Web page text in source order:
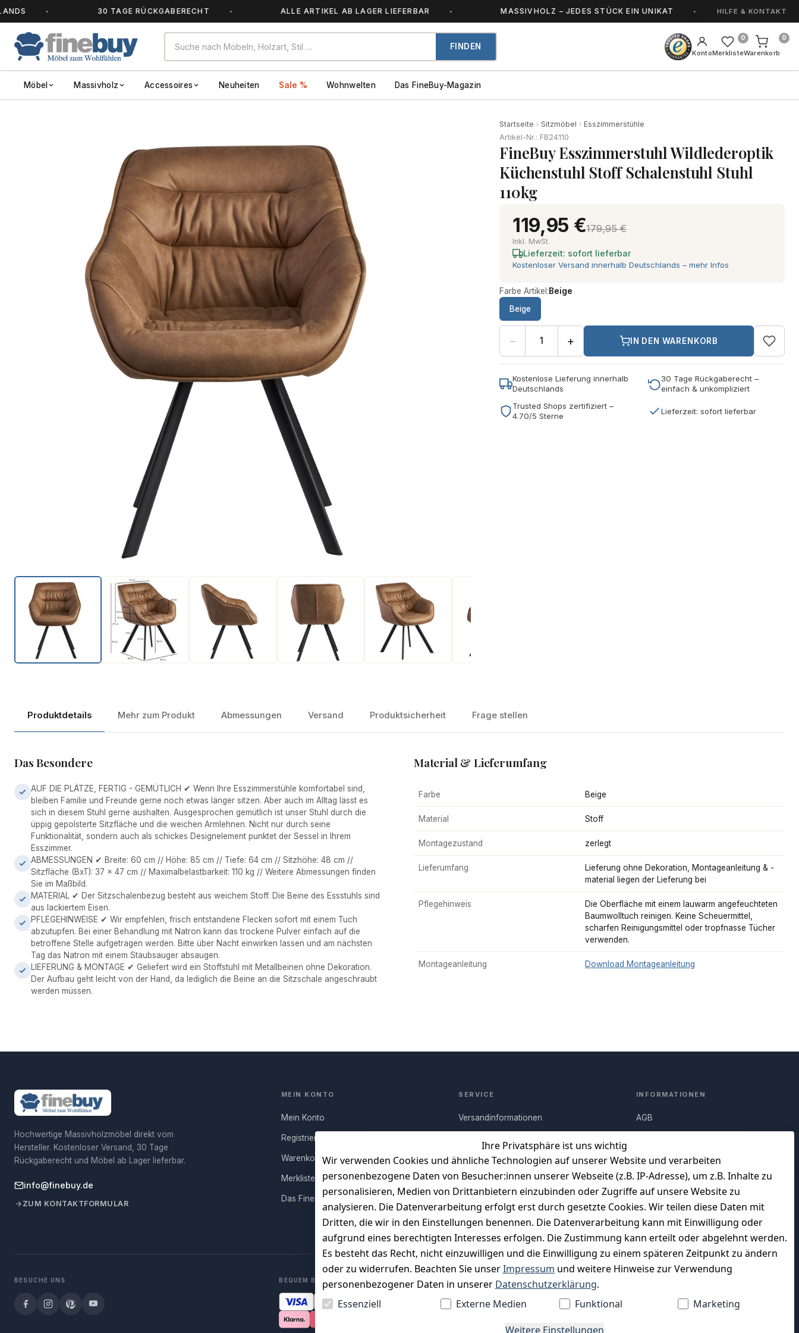
30 TAGE RÜCKGABERECHT ALLE ARTIKEL AB LAGER LIEFERBAR MASSIVHOLZ – JEDES STÜCK EIN UNIKAT HANDGEFERTIGT
HILFE & KONTAKT
FINDEN
KontoMerkliste
0
Warenkorb
0
Möbel Massivholz Accessoires Neuheiten Sale % Wohnwelten Das FineBuy-Magazin
Startseite Sitzmöbel
Esszimmerstühle
Artikel-Nr.: FB24110
FineBuy Esszimmerstuhl Wildlederoptik
Küchenstuhl Stoff Schalenstuhl Stuhl
110kg
119,95 €179,95 €
Inkl. MwSt.
Lieferzeit: sofort lieferbar
Kostenloser Versand innerhalb Deutschlands – mehr Infos
Farbe Artikel:Beige
Beige
− + IN DEN WARENKORB
Kostenlose Lieferung innerhalb
Deutschlands
30 Tage Rückgaberecht –
einfach & unkompliziert
Trusted Shops zertifiziert –
4.70/5 Sterne
Lieferzeit: sofort lieferbar
Produktdetails Mehr zum Produkt Abmessungen Versand Produktsicherheit Frage stellen
Das Besondere
AUF DIE PLÄTZE, FERTIG - GEMÜTLICH ✔ Wenn Ihre Esszimmerstühle komfortabel sind,
bleiben Familie und Freunde gerne noch etwas länger sitzen. Aber auch im Alltag lässt es
sich in diesem Stuhl gerne aushalten. Ausgesprochen gemütlich ist unser Stuhl durch die
üppig gepolsterte Sitzfläche und die weichen Armlehnen. Nicht nur durch seine
Funktionalität, sondern auch als schickes Designelement punktet der Sessel in Ihrem
Esszimmer.
ABMESSUNGEN ✔ Breite: 60 cm // Höhe: 85 cm // Tiefe: 64 cm // Sitzhöhe: 48 cm //
Sitzfläche (BxT): 37 x 47 cm // Maximalbelastbarkeit: 110 kg // Weitere Abmessungen finden
Sie im Maßbild.
MATERIAL ✔ Der Sitzschalenbezug besteht aus weichem Stoff. Die Beine des Essstuhls sind
aus lackiertem Eisen.
PFLEGEHINWEISE ✔ Wir empfehlen, frisch entstandene Flecken sofort mit einem Tuch
abzutupfen. Bei einer Behandlung mit Natron kann das trockene Pulver einfach auf die
betroffene Stelle aufgetragen werden. Bitte über Nacht einwirken lassen und am nächsten
Tag das Natron mit einem Staubsauger absaugen.
LIEFERUNG & MONTAGE ✔ Geliefert wird ein Stoffstuhl mit Metallbeinen ohne Dekoration.
Der Aufbau geht leicht von der Hand, da lediglich die Beine an die Sitzschale angeschraubt
werden müssen.
Material & Lieferumfang
Farbe Beige
Material Stoff
Montagezustand zerlegt
Lieferumfang
Lieferung ohne Dekoration, Montageanleitung & -
material liegen der Lieferung bei
Pflegehinweis
Die Oberfläche mit einem lauwarm angefeuchteten
Baumwolltuch reinigen. Keine Scheuermittel,
scharfen Reinigungsmittel oder tropfnasse Tücher
verwenden.
Montageanleitung Download Montageanleitung
Ihre Privatsphäre ist uns wichtig
Wir verwenden Cookies und ähnliche Technologien auf unserer Website und verarbeiten
personenbezogene Daten von Besucher:innen unserer Webseite (z.B. IP-Adresse), um z.B. Inhalte zu
personalisieren, Medien von Drittanbietern einzubinden oder Zugriffe auf unsere Website zu
analysieren. Die Datenverarbeitung erfolgt erst durch gesetzte Cookies. Wir teilen diese Daten mit
Dritten, die wir in den Einstellungen benennen. Die Datenverarbeitung kann mit Einwilligung oder
aufgrund eines berechtigten Interesses erfolgen. Die Zustimmung kann erteilt oder abgelehnt werden.
Es besteht das Recht, nicht einzuwilligen und die Einwilligung zu einem späteren Zeitpunkt zu ändern
oder zu widerrufen. Beachten Sie unserImpressum und weitere Hinweise zur Verwendung
personenbezogener Daten in unserer Datenschutzerklärung.
Essenziell
Externe Medien Funktional
Marketing
Weitere Einstellungen
Hochwertige Massivholzmöbel direkt vom
Hersteller. Kostenloser Versand, 30 Tage
Rückgaberecht und Möbel ab Lager lieferbar.
info@finebuy.de
ZUM KONTAKTFORMULAR
MEIN KONTO
Mein Konto
Registrieren
Warenkorb
Merkliste
Das FineBuy-Magazin
SERVICE
Versandinformationen
Rücksendung
Persönlicher Rückruf
Vertrag widerrufen
INFORMATIONEN
AGB
Datenschutz
Impressum
Charity & Wohltätigkeit
BESUCHE UNS BEQUEM BEZAHLEN MIT WIR VERSENDEN MIT